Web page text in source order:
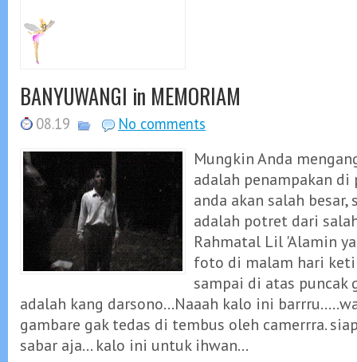
BANYUWANGI in MEMORIAM
08.19 No comments
Mungkin Anda
adalah penampakan
anda akan salah
adalah potret dari
Rahmatal Lil 'Alamin
foto di malam hari
sampai di atas puncak
adalah kang darsono...Naaah kalo ini
gambare gak tedas di tembus oleh camerrra.
sabar aja... kalo ini untuk ihwan...